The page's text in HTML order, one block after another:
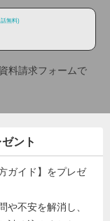
無料)
料請求フォームで
ント
ガイド】をプレゼ
や不安を解消し、